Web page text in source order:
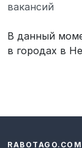
вакансий
В данный
в городах в
RABOTAGO.COM